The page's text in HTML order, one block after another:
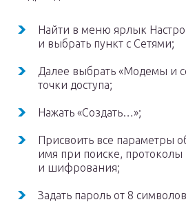
Найти в меню ярлык
и выбрать пункт с Сетями;
Далее выбрать «Модемы и
точки доступа;
Нажать «Создать…»;
Присвоить все параметры
имя при поиске,
и шифрования;
Задать пароль от 8